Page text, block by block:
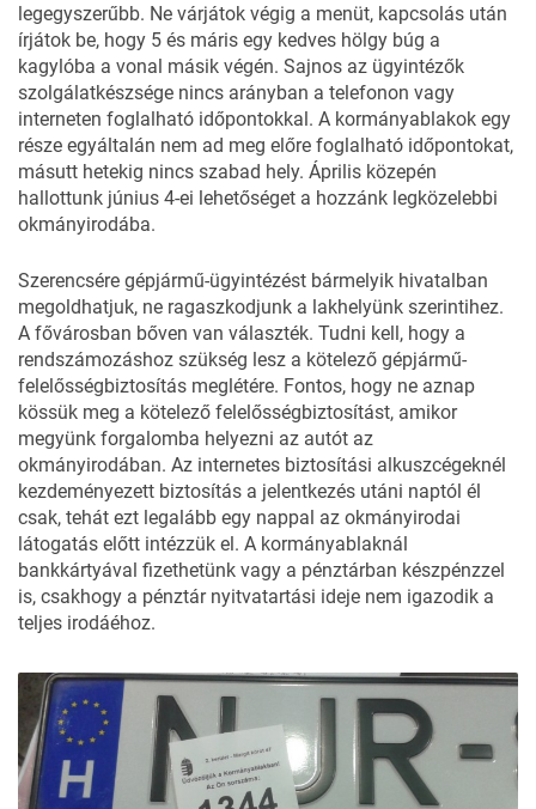
legegyszerűbb. Ne várjátok végig a menüt, kapcsolás után
írjátok be, hogy 5 és máris egy kedves hölgy búg a
kagylóba a vonal másik végén. Sajnos az ügyintézők
szolgálatkészsége nincs arányban a telefonon vagy
interneten foglalható időpontokkal. A kormányablakok egy
része egyáltalán nem ad meg előre foglalható időpontokat,
másutt hetekig nincs szabad hely. Április közepén
hallottunk június 4-ei lehetőséget a hozzánk legközelebbi
okmányirodába.
Szerencsére gépjármű-ügyintézést bármelyik hivatalban
megoldhatjuk, ne ragaszkodjunk a lakhelyünk szerintihez.
A fővárosban bőven van választék. Tudni kell, hogy a
rendszámozáshoz szükség lesz a kötelező gépjármű-
felelősségbiztosítás meglétére. Fontos, hogy ne aznap
kössük meg a kötelező felelősségbiztosítást, amikor
megyünk forgalomba helyezni az autót az
okmányirodában. Az internetes biztosítási alkuszcégeknél
kezdeményezett biztosítás a jelentkezés utáni naptól él
csak, tehát ezt legalább egy nappal az okmányirodai
látogatás előtt intézzük el. A kormányablaknál
bankkártyával fizethetünk vagy a pénztárban készpénzzel
is, csakhogy a pénztár nyitvatartási ideje nem igazodik a
teljes irodáéhoz.